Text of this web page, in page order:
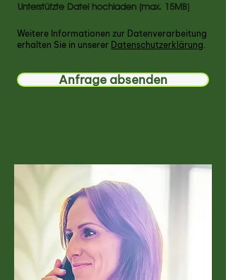
Unterstützte Datei hochladen (max. 15MB)
Weitere Informationen zur Datenverarbeitung
erhalten Sie in unserer Datenschutzerklärung.
Anfrage absenden